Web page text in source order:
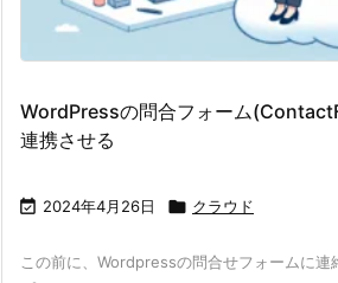
WordPressの問合フォーム
連携させる
 2024年4月26日  クラウド
この前に、Wordpressの問合せフォームに連